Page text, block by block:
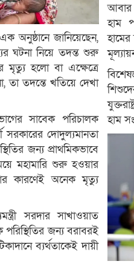
অনুষ্ঠানে জানিয়েছেন,
ঘটনা নিয়ে তদন্ত শুরু
হলো বা এক্ষেত্রে
তা তদন্তে খতিয়ে দেখা
সাবেক পরিচালক
সরকারের দোদুল্যমানতা
জন্য প্রাথমিকভাবে
মহামারি শুরু হওয়ার
কারণেই অনেক মৃত্যু
সরদার সাখাওয়াত
জন্য বরাবরই
ব্যর্থতাকেই দায়ী
আবার
হাম
হাম